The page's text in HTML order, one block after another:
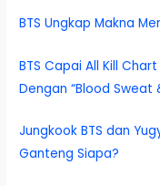
BTS Ungkap Makna
BTS Capai All Kill
Dengan “Blood Sweat
Jungkook BTS dan
Ganteng Siapa?